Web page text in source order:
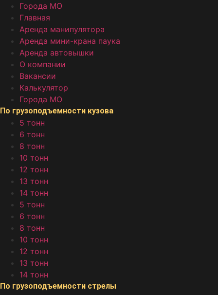
Города МО
Главная
Аренда манипулятора
Аренда мини-крана паука
Аренда автовышки
О компании
Вакансии
Калькулятор
Города МО
По грузоподъемности кузова
5 тонн
6 тонн
8 тонн
10 тонн
12 тонн
13 тонн
14 тонн
5 тонн
6 тонн
8 тонн
10 тонн
12 тонн
13 тонн
14 тонн
По грузоподъемности стрелы